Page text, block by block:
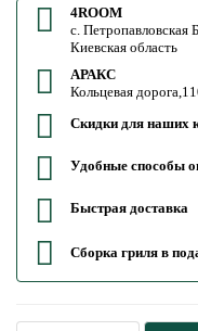
4ROOM
с. Петропавловская
Киевская область
АРАКС
Кольцевая
Скидки для наших
Удобные способы
Быстрая доставка
Сборка гриля в